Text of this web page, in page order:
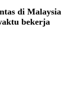
di Malaysia
bekerja